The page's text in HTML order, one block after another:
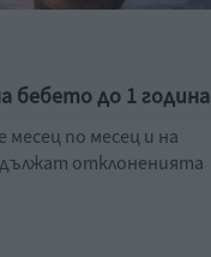
бебето до 1 година
по месец и на
дължат отклоненията